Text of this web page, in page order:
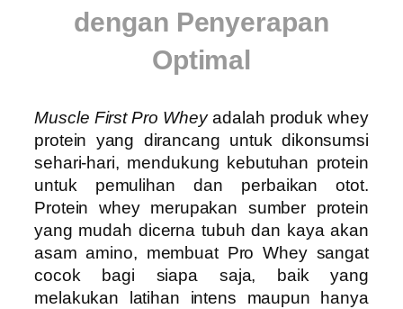
dengan Penyerapan
Optimal
Muscle First Pro Wheyadalah produk whey
protein yang dirancang untuk dikonsumsi
sehari-hari, mendukung kebutuhan protein
untuk pemulihan dan perbaikan otot.
Protein whey merupakan sumber protein
yang mudah dicerna tubuh dan kaya akan
asam amino, membuat Pro Whey sangat
cocok bagi siapa saja, baik yang
melakukan latihan intens maupun hanya